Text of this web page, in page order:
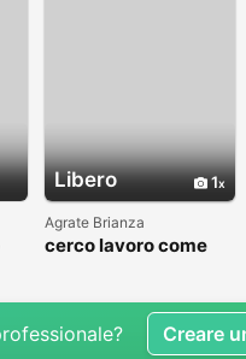
Libero 1
Agrate Brianza
cerco lavoro come
Creare